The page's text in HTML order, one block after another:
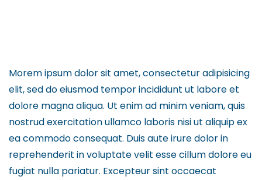
Morem ipsum dolor sit amet, consectetur adipisicing
elit, sed do eiusmod tempor incididunt ut labore et
dolore magna aliqua. Ut enim ad minim veniam, quis
nostrud exercitation ullamco laboris nisi ut aliquip ex
ea commodo consequat. Duis aute irure dolor in
reprehenderit in voluptate velit esse cillum dolore eu
fugiat nulla pariatur. Excepteur sint occaecat